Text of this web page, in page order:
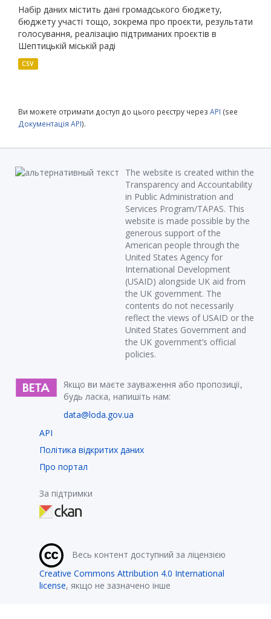
Набір даних містить дані громадського бюджету,
бюджету участі тощо, зокрема про проєкти, результати
голосування, реалізацію підтриманих проєктів в
Шептицькій міській раді
CSV
Ви можете отримати доступ до цього реєстру через API (see
Документація API).
The website is created within the
Transparency and Accountability
in Public Administration and
Services Program/TAPAS. This
website is made possible by the
generous support of the
American people through the
United States Agency for
International Development
(USAID) alongside UK aid from
the UK government. The
contents do not necessarily
reflect the views of USAID or the
United States Government and
the UK government’s official
policies.
Якщо ви маєте зауваження або пропозиції,
будь ласка, напишіть нам:
data@loda.gov.ua
API
Політика відкритих даних
Про портал
За підтримки
Весь контент доступний за ліцензією
Creative Commons Attribution 4.0 International
license, якщо не зазначено інше